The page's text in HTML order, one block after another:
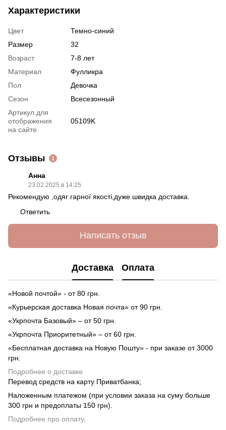
Характеристики
Цвет
Темно-синий
Размер
32
Возраст
7-8 лет
Материал
Фулликра
Пол
Девочка
Сезон
Всесезонный
Артикул для
отображения
на сайте
05109K
Отзывы 1
Анна
23.02.2025 в 14:25
Рекомендую ,одяг гарної якості,дуже швидка доставка.
Ответить
Написать отзыв
Доставка Оплата
«Новой почтой» - от 80 грн.
«Курьерская доставка Новая почта» от 90 грн.
«Укрпочта Базовый» – от 50 грн.
«Укрпочта Приоритетный» – от 60 грн.
«Бесплатная доставка на Новую Пошту» - при заказе от 3000
грн.
Подробнее о доставке
Перевод средств на карту Приватбанка;
Наложенным платежом (при условии заказа на суму больше
300 грн и предоплаты 150 грн).
Подробнее про оплату.